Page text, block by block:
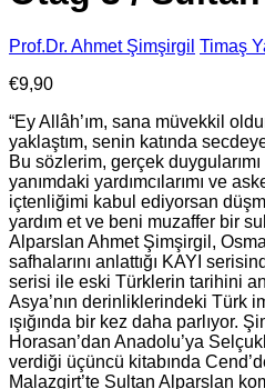
Prof.Dr. Ahmet Şimşirgil Timaş
€9,90
“Ey Allâh’ım, sana müvekkil
yaklaştım, senin katında
Bu sözlerim, gerçek
yanımdaki yardımcılarımı ve
içtenliğimi kabul ediyorsan
yardım et ve beni muzaffer bir
Alparslan Ahmet Şimşirgil,
safhalarını anlattığı KAYI
serisi ile eski Türklerin tarihini
Asya’nın derinliklerindeki Türk
ışığında bir kez daha parlıyor.
Horasan’dan Anadolu’ya
verdiği üçüncü kitabında
Malazgirt’te Sultan Alparslan